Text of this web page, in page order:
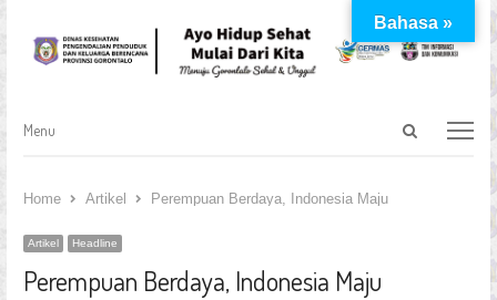
Open
Menu
Menu
Home Artikel Perempuan Berdaya, Indonesia Maju
Artikel Headline
Perempuan Berdaya, Indonesia Maju
Bahasa »